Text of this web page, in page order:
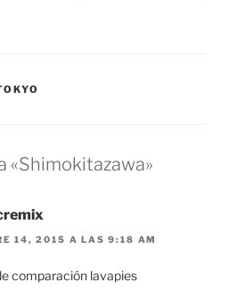
«Shimokitazawa»
14, 2015 A LAS 9:18 AM
comparación lavapies